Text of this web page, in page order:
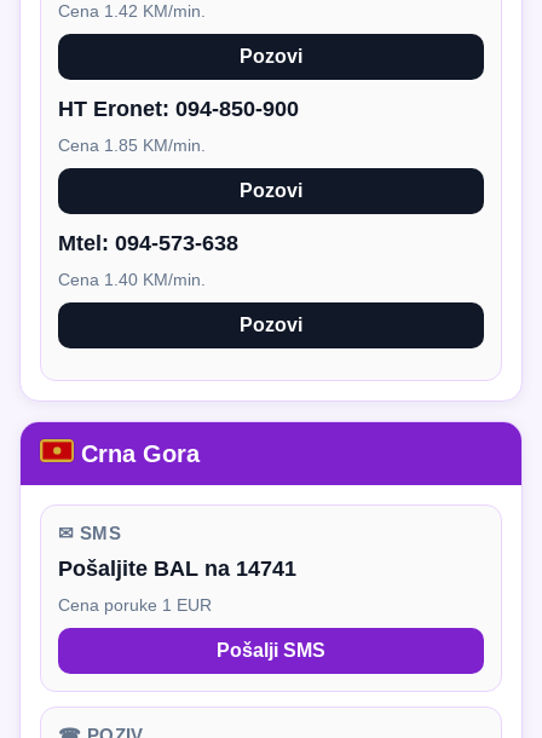
Cena 1.42 KM/min.
Pozovi
HT Eronet: 094-850-900
Cena 1.85 KM/min.
Pozovi
Mtel: 094-573-638
Cena 1.40 KM/min.
Pozovi
Crna Gora
✉ SMS
Pošaljite BAL na 14741
Cena poruke 1 EUR
Pošalji SMS